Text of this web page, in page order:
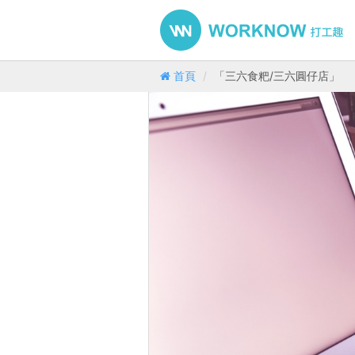
首頁 「三六食粑/三六圓仔店」